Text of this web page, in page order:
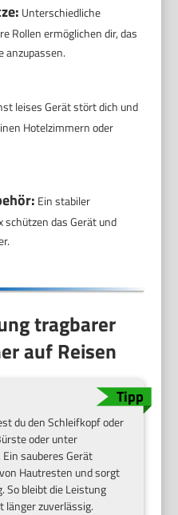
Unterschiedliche
Rollen ermöglichen dir, das
anzupassen.
leises Gerät stört dich und
Hotelzimmern oder
Ein stabiler
schützen das Gerät und
tragbarer
auf Reisen
du den Schleifkopf oder
oder unter
sauberes Gerät
Hautresten und sorgt
So bleibt die Leistung
zuverlässig.